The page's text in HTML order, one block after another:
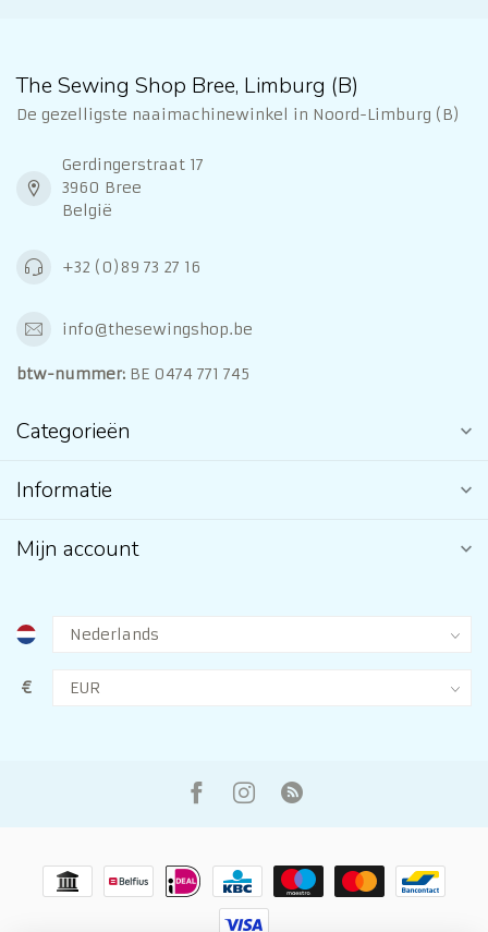
The Sewing Shop Bree, Limburg (B)
De gezelligste naaimachinewinkel in Noord-Limburg (B)
Gerdingerstraat 17
3960 Bree
België
+32 (0)89 73 27 16
info@thesewingshop.be
btw-nummer: BE 0474 771 745
Categorieën
Informatie
Mijn account
€